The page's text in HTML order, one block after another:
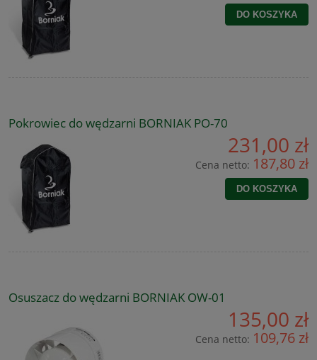
DO KOSZYKA
Pokrowiec do wędzarni BORNIAK PO-70
231,00 zł
Cena netto: 187,80 zł
DO KOSZYKA
Osuszacz do wędzarni BORNIAK OW-01
135,00 zł
Cena netto: 109,76 zł